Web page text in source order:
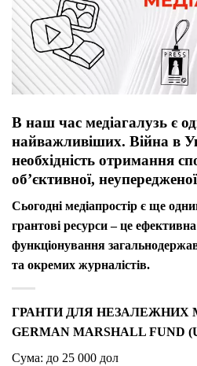
В наш час медіагалузь є
найважливіших. Війна в
необхідність отримання
об’єктивної,
Сьогодні медіапростір є ще
грантові ресурси – це
функціонування
та окремих журналістів.
ГРАНТИ ДЛЯ НЕЗАЛЕЖНИХ
GERMAN MARSHALL FUND
Сума: до 25 000 дол